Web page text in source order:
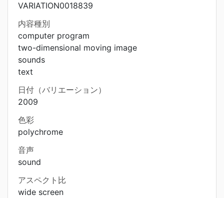
VARIATION0018839
内容種別
computer program
two-dimensional moving image
sounds
text
日付（バリエーション）
2009
色彩
polychrome
音声
sound
アスペクト比
wide screen